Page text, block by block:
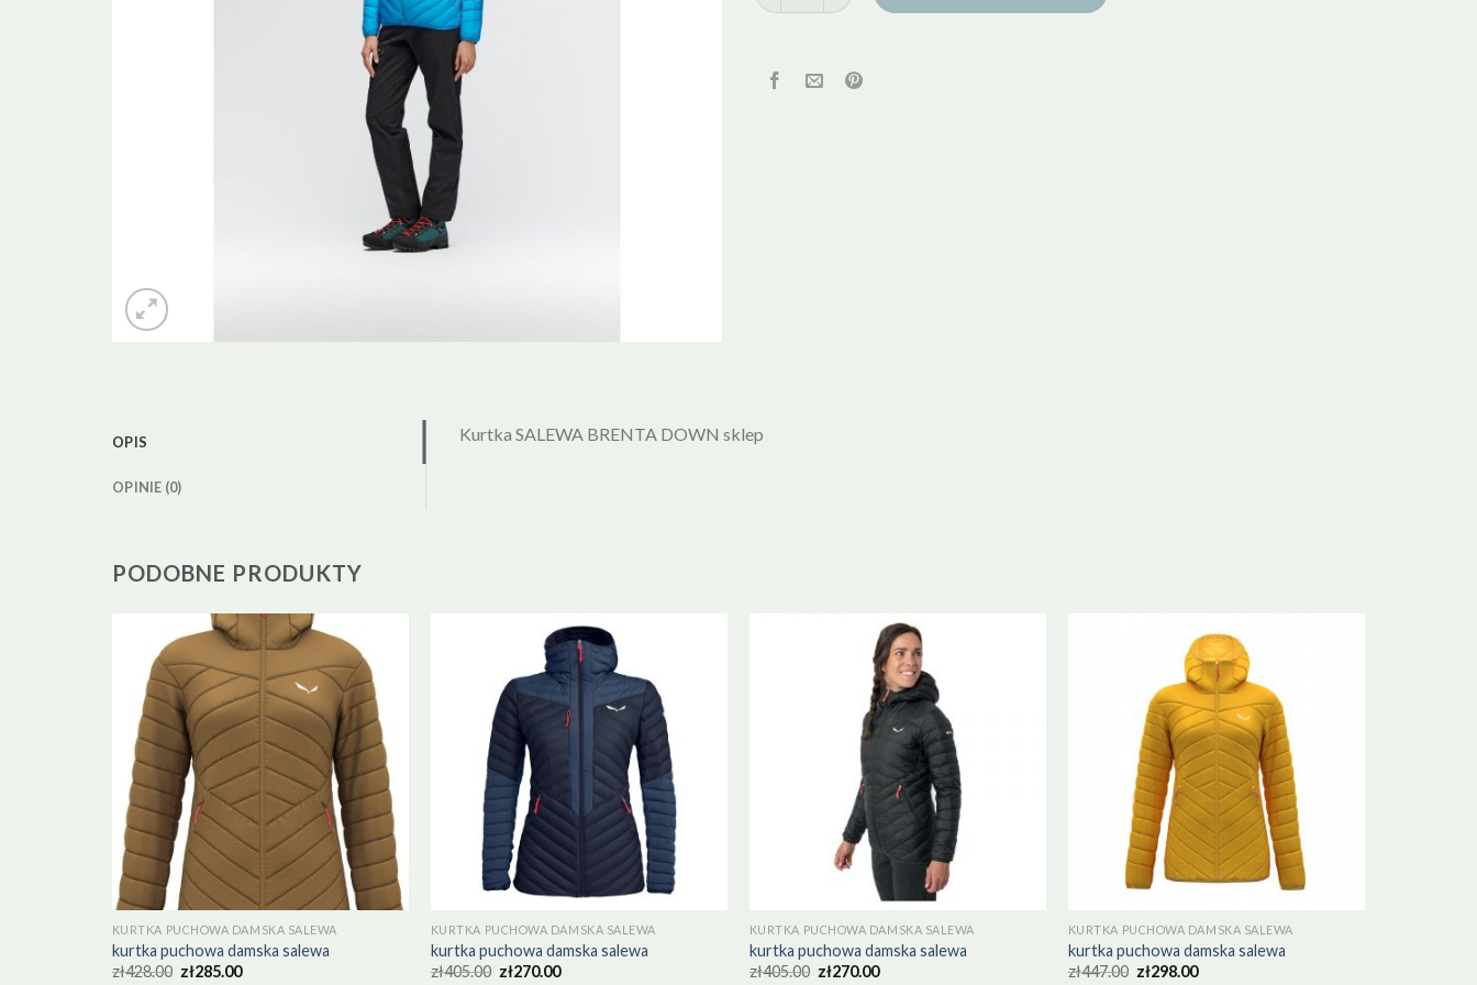
OPIS
OPINIE (0)
Kurtka SALEWA BRENTA DOWN sklep
PODOBNE PRODUKTY
KURTKA PUCHOWA DAMSKA SALEWA
kurtka puchowa damska salewa
zł428.00 zł285.00
KURTKA PUCHOWA DAMSKA SALEWA
kurtka puchowa damska salewa
zł405.00 zł270.00
KURTKA PUCHOWA DAMSKA SALEWA
kurtka puchowa damska salewa
zł405.00 zł270.00
KURTKA PUCHOWA DAMSKA SALEWA
kurtka puchowa damska salewa
zł447.00 zł298.00